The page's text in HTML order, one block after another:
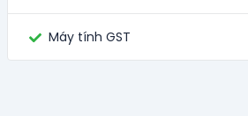
Máy tính GST